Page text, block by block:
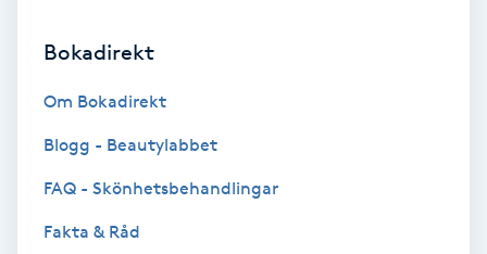
Medial vägledning
Bokadirekt
Om Bokadirekt
Blogg - Beautylabbet
FAQ - Skönhetsbehandlingar
Fakta & Råd